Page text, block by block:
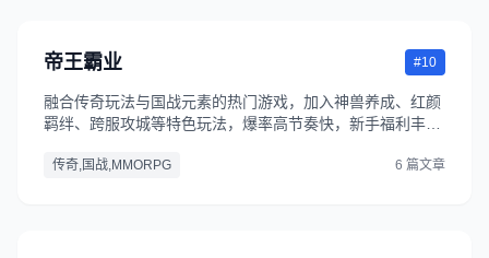
帝王霸业 #10
融合传奇玩法与国战元素的热门游戏，加入神兽养成、红颜
羁绊、跨服攻城等特色玩法，爆率高节奏快，新手福利丰
传奇,国战,MMORPG 6 篇文章